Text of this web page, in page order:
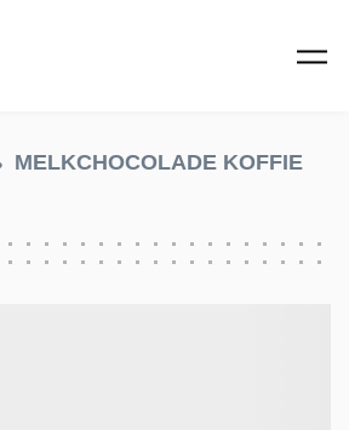
MELKCHOCOLADE KOFFIE